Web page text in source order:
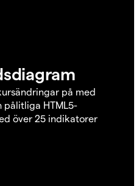
på med
pålitliga HTML5-
över 25 indikatorer